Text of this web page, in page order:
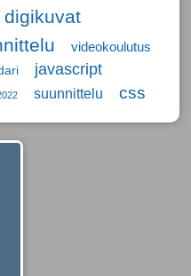
digikuvat
videokoulutus
javascript
suunnittelu css